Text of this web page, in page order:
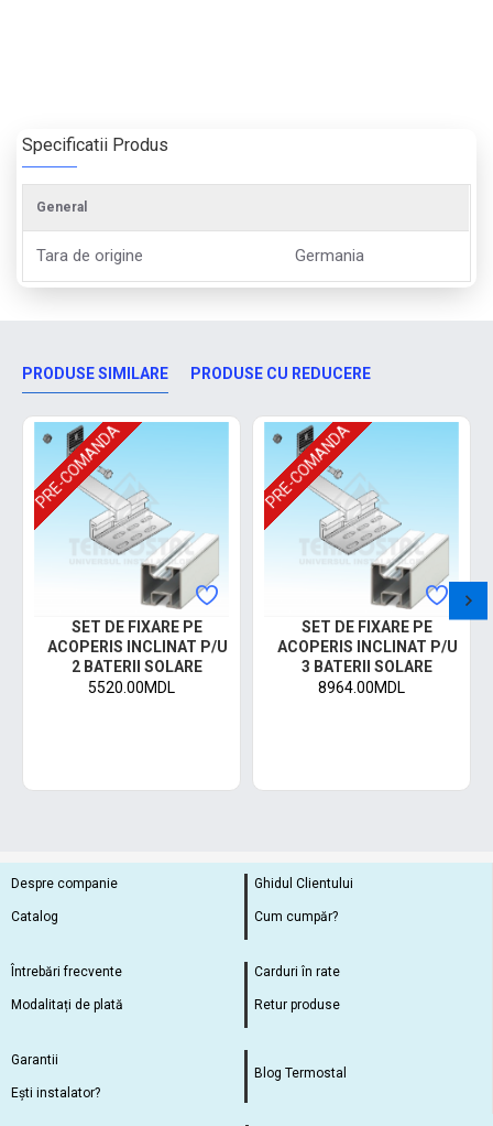
Specificatii Produs
General
Tara de origine Germania
PRODUSE SIMILARE PRODUSE CU REDUCERE
PRE-COMANDA
SET DE FIXARE PE
ACOPERIS INCLINAT P/U
2 BATERII SOLARE
5520.00MDL
PRE-COMANDA
SET DE FIXARE PE
ACOPERIS INCLINAT P/U
3 BATERII SOLARE
8964.00MDL
Despre companie
Catalog
Ghidul Clientului
Cum cumpăr?
Întrebări frecvente
Modalitați de plată
Carduri în rate
Retur produse
Garantii
Ești instalator?
Blog Termostal